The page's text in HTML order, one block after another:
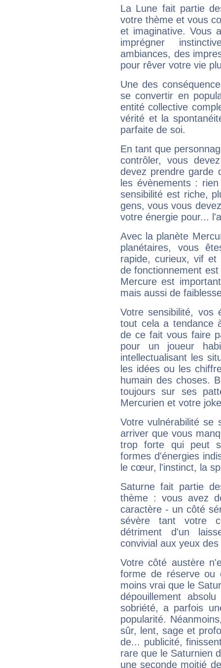
La Lune fait partie
votre thème et vous
et imaginative. Vous
imprégner
ambiances, des
pour rêver votre vie
Une des
se convertir en
entité collective
vérité et la
parfaite de soi.
En tant que
contrôler, vous
devez prendre garde
les évènements :
sensibilité est riche,
gens, vous vous
votre énergie pour...
Avec la planète
planétaires, vous
rapide, curieux, vif et
de fonctionnement
Mercure est
mais aussi de
Votre sensibilité,
tout cela a tendance
de ce fait vous faire
pour un joueur
intellectualisant les
les idées ou les
humain des choses.
toujours sur ses
Mercurien et votre
Votre vulnérabilité se
arriver que vous
trop forte qui peut
formes d'énergies
le cœur, l'instinct, la
Saturne fait partie
thème : vous avez
caractère - un côté
sévère tant votre
détriment d'un
convivial aux yeux
Votre côté austère
forme de réserve
moins vrai que le
dépouillement
sobriété, a parfois
popularité.
sûr, lent, sage et
de... publicité,
rare que le Saturnien
une seconde moitié